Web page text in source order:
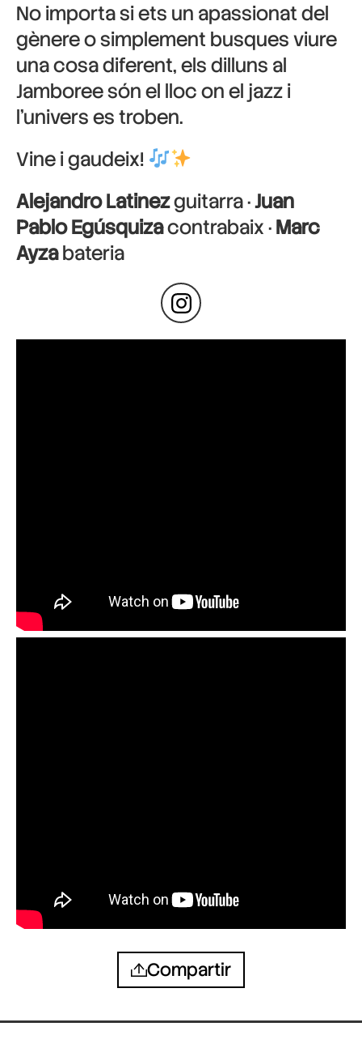
No importa si ets un apassionat del
gènere o simplement busques viure
una cosa diferent, els dilluns al
Jamboree són el lloc on el jazz i
l’univers es troben.
Vine i gaudeix!
Alejandro Latinezguitarra ·Juan
Pablo Egúsquizacontrabaix ·Marc
Ayzabateria
Compartir